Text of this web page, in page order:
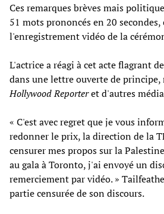
Ces remarques brèves mais
51 mots prononcés en 20
l'enregistrement vidéo de la
L'actrice a réagi à cet acte flagrant
dans une lettre ouverte de
Hollywood Reporteret d'autres
« C'est avec regret que je vous
redonner le prix, la direction de la
censurer mes propos sur la
au gala à Toronto, j'ai envoyé un
remerciement par vidéo. »
partie censurée de son discours.